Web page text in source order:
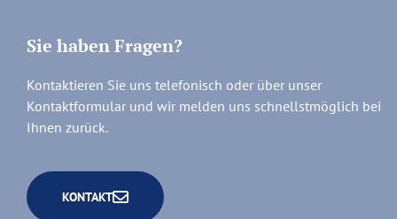
Sie haben Fragen?
Kontaktieren Sie uns telefonisch oder über unser
Kontaktformular und wir melden uns schnellstmöglich bei
Ihnen zurück.
KONTAKT